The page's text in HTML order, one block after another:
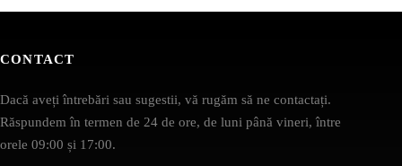
CONTACT
Dacă aveți întrebări sau sugestii, vă rugăm să ne contactați.
Răspundem în termen de 24 de ore, de luni până vineri, între
orele 09:00 și 17:00.